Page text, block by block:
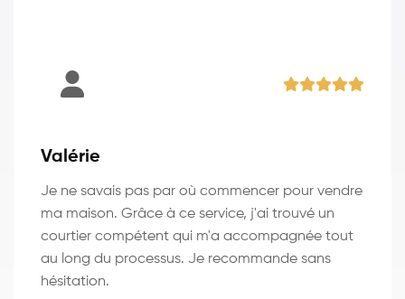
Valérie
Je ne savais pas par où commencer pour vendre
ma maison. Grâce à ce service, j'ai trouvé un
courtier compétent qui m'a accompagnée tout
au long du processus. Je recommande sans
hésitation.